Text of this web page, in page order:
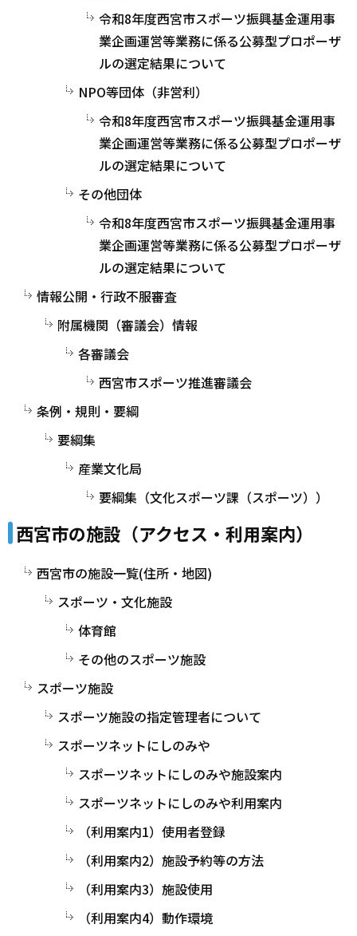
令和8年度西宮市スポーツ振興基金運用事
業企画運営等業務に係る公募型プロポーザ
ルの選定結果について
NPO等団体（非営利）
令和8年度西宮市スポーツ振興基金運用事
業企画運営等業務に係る公募型プロポーザ
ルの選定結果について
その他団体
令和8年度西宮市スポーツ振興基金運用事
業企画運営等業務に係る公募型プロポーザ
ルの選定結果について
情報公開・行政不服審査
附属機関（審議会）情報
各審議会
西宮市スポーツ推進審議会
条例・規則・要綱
要綱集
産業文化局
要綱集（文化スポーツ課（スポーツ））
西宮市の施設（アクセス・利用案内）
西宮市の施設一覧(住所・地図)
スポーツ・文化施設
体育館
その他のスポーツ施設
スポーツ施設
スポーツ施設の指定管理者について
スポーツネットにしのみや
スポーツネットにしのみや施設案内
スポーツネットにしのみや利用案内
（利用案内1）使用者登録
（利用案内2）施設予約等の方法
（利用案内3）施設使用
（利用案内4）動作環境